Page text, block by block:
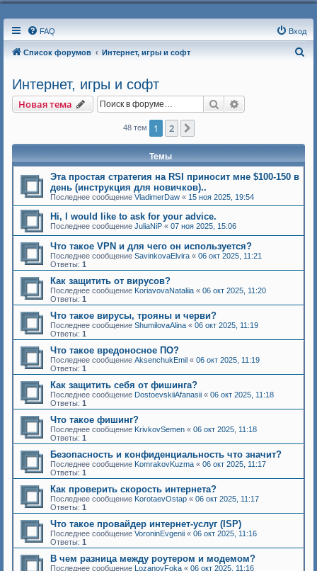
FAQ Вход
Список форумов Интернет, игры и софт
Интернет, игры и софт
Новая тема Поиск
48 тем 1 2
Темы
Эта простая стратегия на RSI приносит мне $100-150 в
день (инструкция для новичков)..
Последнее сообщение VladimerDaw « 15 ноя 2025, 19:54
Hi, I would like to ask for your advice.
Последнее сообщение JuliaNiP « 07 ноя 2025, 15:06
Что такое VPN и для чего он используется?
Последнее сообщение SavinkovaElvira « 06 окт 2025, 11:21
Ответы: 1
Как защитить от вирусов?
Последнее сообщение KoriavovaNataliia « 06 окт 2025, 11:20
Ответы: 1
Что такое вирусы, трояны и черви?
Последнее сообщение ShumilovaAlina « 06 окт 2025, 11:19
Ответы: 1
Что такое вредоносное ПО?
Последнее сообщение AksenchukEmil « 06 окт 2025, 11:19
Ответы: 1
Как защитить себя от фишинга?
Последнее сообщение DostoevskiiAfanasii « 06 окт 2025, 11:18
Ответы: 1
Что такое фишинг?
Последнее сообщение KrivkovSemen « 06 окт 2025, 11:18
Ответы: 1
Безопасность и конфиденциальность что значит?
Последнее сообщение KomrakovKuzma « 06 окт 2025, 11:17
Ответы: 1
Как проверить скорость интернета?
Последнее сообщение KorotaevOstap « 06 окт 2025, 11:17
Ответы: 1
Что такое провайдер интернет-услуг (ISP)
Последнее сообщение VoroninEvgenii « 06 окт 2025, 11:16
Ответы: 1
В чем разница между роутером и модемом?
Последнее сообщение LozanovFoka « 06 окт 2025, 11:16